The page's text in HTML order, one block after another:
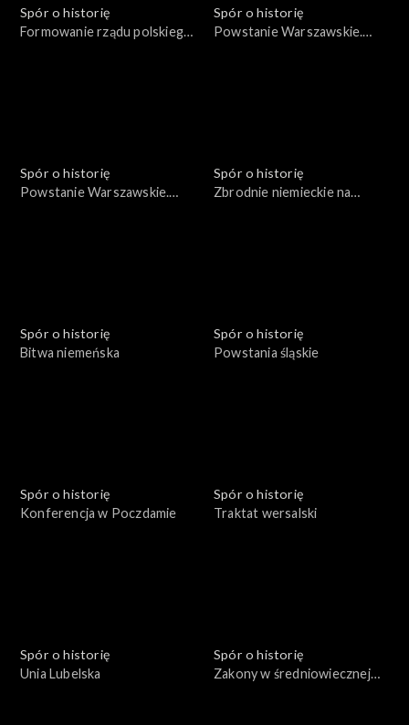
Spór o historię
Formowanie rządu polskiego
Spór o historię
Powstanie Warszawskie.
Spór o historię
Powstanie Warszawskie.
Spór o historię
Zbrodnie niemieckie na
Spór o historię
Bitwa niemeńska
Spór o historię
Powstania śląskie
Spór o historię
Konferencja w Poczdamie
Spór o historię
Traktat wersalski
Spór o historię
Unia Lubelska
Spór o historię
Zakony w średniowiecznej